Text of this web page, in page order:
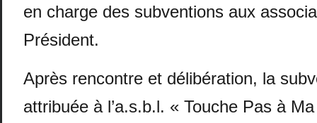
en charge des subventions aux
Président.
Après rencontre et délibération, la
attribuée à l’a.s.b.l. « Touche Pas à